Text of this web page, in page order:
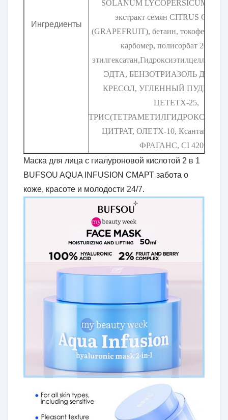
Ингредиенты
SOLANUM LYCOPERSICUM
экстракт семян CITRUS
(GRAPEFRUIT), бетаин,
карбомер, полисорбат 20,
ЭДТА, БЕНЗОТРИАЗОЛЬ
КРЕСОЛ, УГЛЕННЫЙ ПУДР,
ЦЕТЕТХ-25,
ЦИТРАТ, ОЛЕТХ-10, Ксантанная
ФРАГАНС, CI 42090.
Маска для лица с гиалуроновой кислотой 2 в 1
BUFSOU AQUA INFUSION СМАРТ забота о
коже, красоте и молодости 24/7.